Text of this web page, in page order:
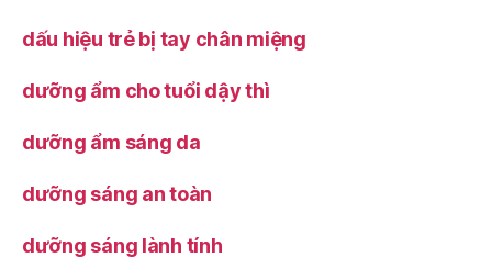
dấu hiệu trẻ bị tay chân miệng
dưỡng ẩm cho tuổi dậy thì
dưỡng ẩm sáng da
dưỡng sáng an toàn
dưỡng sáng lành tính